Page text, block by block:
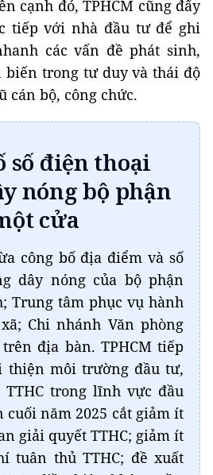
cạnh đó, TPHCM cũng đẩy
tiếp với nhà đầu tư để ghi
các vấn đề phát sinh,
biến trong tư duy và thái độ
cán bộ, công chức.
số điện thoại
nóng bộ phận
cửa
công bố địa điểm và số
dây nóng của bộ phận
Trung tâm phục vụ hành
Chi nhánh Văn phòng
địa bàn. TPHCM tiếp
thiện môi trường đầu tư,
trong lĩnh vực đầu
cuối năm 2025 cắt giảm ít
giải quyết TTHC; giảm ít
tuân thủ TTHC; đề xuất